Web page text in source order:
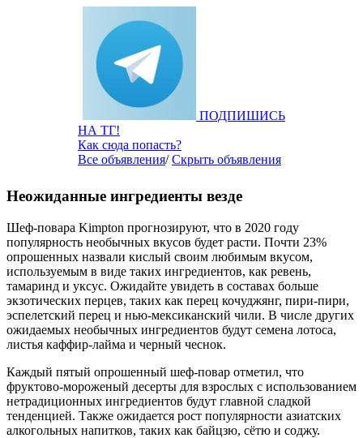
ПОДПИШИСЬ
НА ТГ!
Как сюда попасть?
Все объявления/Скрыть объявления
Неожиданные ингредиенты везде
Шеф-повара Kimpton прогнозируют, что в 2020 году
популярность необычных вкусов будет расти. Почти 23%
опрошенных назвали кислый своим любимым вкусом,
используемым в виде таких ингредиентов, как ревень,
тамаринд и уксус. Ожидайте увидеть в составах больше
экзотических перцев, таких как перец кочуджянг, пири-пири,
эспелетский перец и нью-мексиканский чили. В числе других
ожидаемых необычных ингредиентов будут семена лотоса,
листья каффир-лайма и черный чеснок.
Каждый пятый опрошенный шеф-повар отметил, что
фруктово-мороженый десерты для взрослых с использованием
нетрадиционных ингредиентов будут главной сладкой
тенденцией. Также ожидается рост популярности азиатских
алкогольных напитков, таких как байцзю, сётю и соджу.